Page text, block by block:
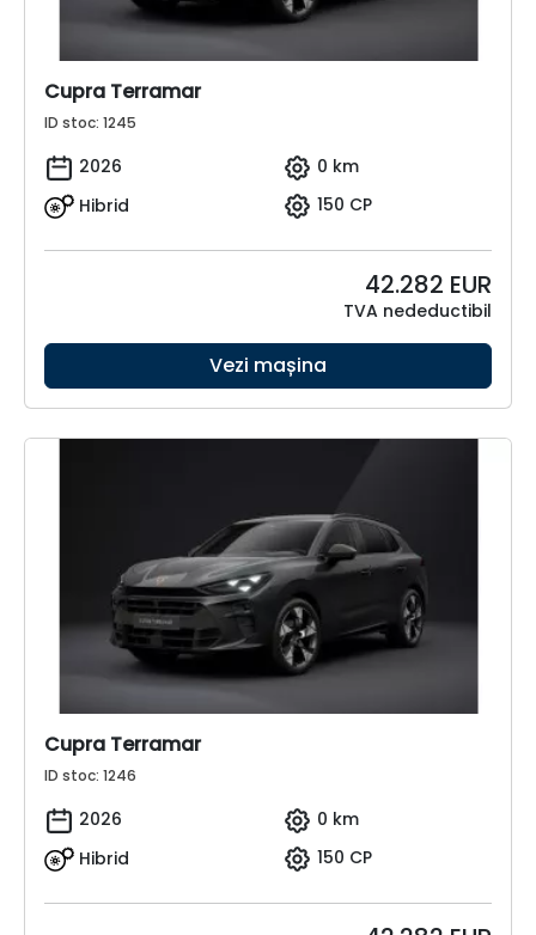
Cupra Terramar
ID stoc: 1245
2026
0 km
Hibrid
150 CP
42.282 EUR
TVA nedeductibil
Vezi mașina
Cupra Terramar
ID stoc: 1246
2026
0 km
Hibrid
150 CP